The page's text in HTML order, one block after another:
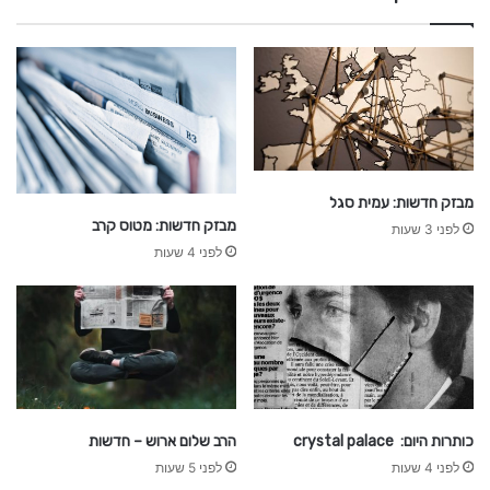
ר
ץ
ר
ש
ת
מבזק חדשות: עמית סגל
לפני 3 שעות מבזק חדשות: מטוס קרב
לפני 4 שעות
כותרות היום: crystal palace
לפני 4 שעות
הרב שלום ארוש – חדשות
לפני 5 שעות